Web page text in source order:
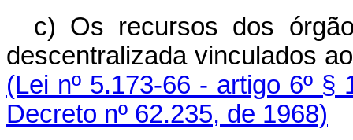
c) Os recursos dos
descentralizada vinculados
(Lei nº 5.173-66 - artigo 6º §
Decreto nº 62.235, de 1968)